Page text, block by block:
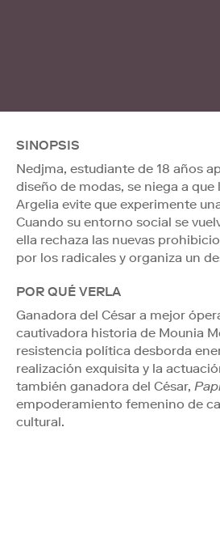
SINOPSIS
Nedjma, estudiante de 18 años
diseño de modas, se niega a que
Argelia evite que experimente
Cuando su entorno social se
ella rechaza las nuevas
por los radicales y organiza un
POR QUÉ VERLA
Ganadora del César a mejor
cautivadora historia de Mounia
resistencia política desborda
realización exquisita y la
también ganadora del César,
empoderamiento femenino de
cultural.